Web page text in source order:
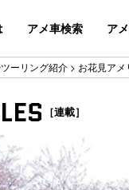
アメ車検索 ア
ーリング紹介 > お花見ア
［連載］